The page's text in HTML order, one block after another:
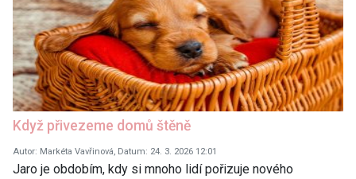
Když přivezeme domů štěně
Autor: Markéta Vavřinová, Datum: 24. 3. 2026 12:01
Jaro je obdobím, kdy si mnoho lidí pořizuje nového